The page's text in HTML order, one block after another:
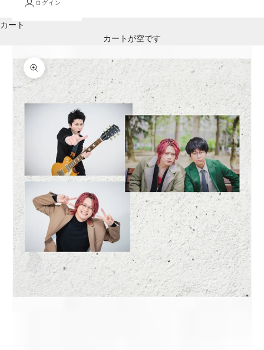
ログイン
カート
カートが空です
ズームイン